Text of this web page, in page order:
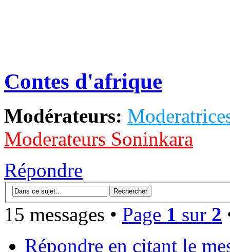
Contes d'afrique
Modérateurs:
Moderateurs Soninkara
Répondre
15 messages • Page 1 sur 2
Répondre en citant le